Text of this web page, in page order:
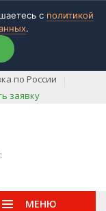
с политикой
.
по России
заявку
МЕНЮ